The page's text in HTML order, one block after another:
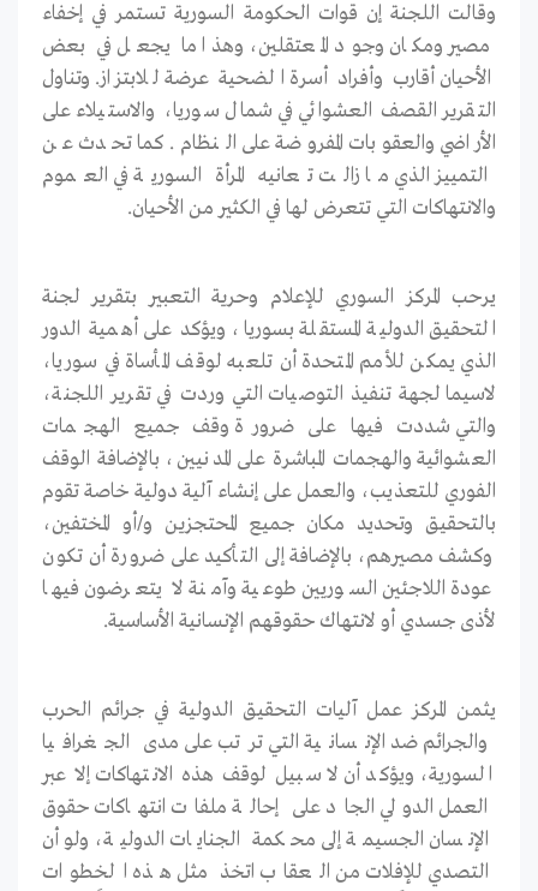
وقالت اللجنة إن قوات الحكومة السورية تستمر في إخفاء
مصير ومكان وجود المعتقلين، وهذا ما يجعل في بعض
الأحيان أقارب وأفراد أسرة الضحية عرضة للابتزاز. وتناول
التقرير القصف العشوائي في شمال سوريا، والاستيلاء على
الأراضي والعقوبات المفروضة على النظام. كما تحدث عن
التمييز الذي ما زالت تعانيه المرأة السورية في العموم
والانتهاكات التي تتعرض لها في الكثير من الأحيان.
يرحب المركز السوري للإعلام وحرية التعبير بتقرير لجنة
التحقيق الدولية المستقلة بسوريا، ويؤكد على أهمية الدور
الذي يمكن للأمم المتحدة أن تلعبه لوقف المأساة في سوريا،
لاسيما لجهة تنفيذ التوصيات التي وردت في تقرير اللجنة،
والتي شددت فيها على ضرورة وقف جميع الهجمات
العشوائية والهجمات المباشرة على المدنيين، بالإضافة الوقف
الفوري للتعذيب، والعمل على إنشاء آلية دولية خاصة تقوم
بالتحقيق وتحديد مكان جميع المحتجزين و/أو المختفين،
وكشف مصيرهم، بالإضافة إلى التأكيد على ضرورة أن تكون
عودة اللاجئين السوريين طوعية وآمنة لا يتعرضون فيها
لأذى جسدي أو لانتهاك حقوقهم الإنسانية الأساسية.
يثمن المركز عمل آليات التحقيق الدولية في جرائم الحرب
والجرائم ضد الإنسانية التي ترتب على مدى الجغرافيا
السورية، ويؤكد أن لا سبيل لوقف هذه الانتهاكات إلا عبر
العمل الدولي الجاد على إحالة ملفات انتهاكات حقوق
الإنسان الجسيمة إلى محكمة الجنايات الدولية، ولو أن
التصدي للإفلات من العقاب اتخذ مثل هذه الخطوات